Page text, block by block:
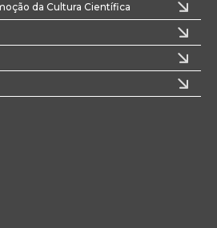
da Cultura Científica